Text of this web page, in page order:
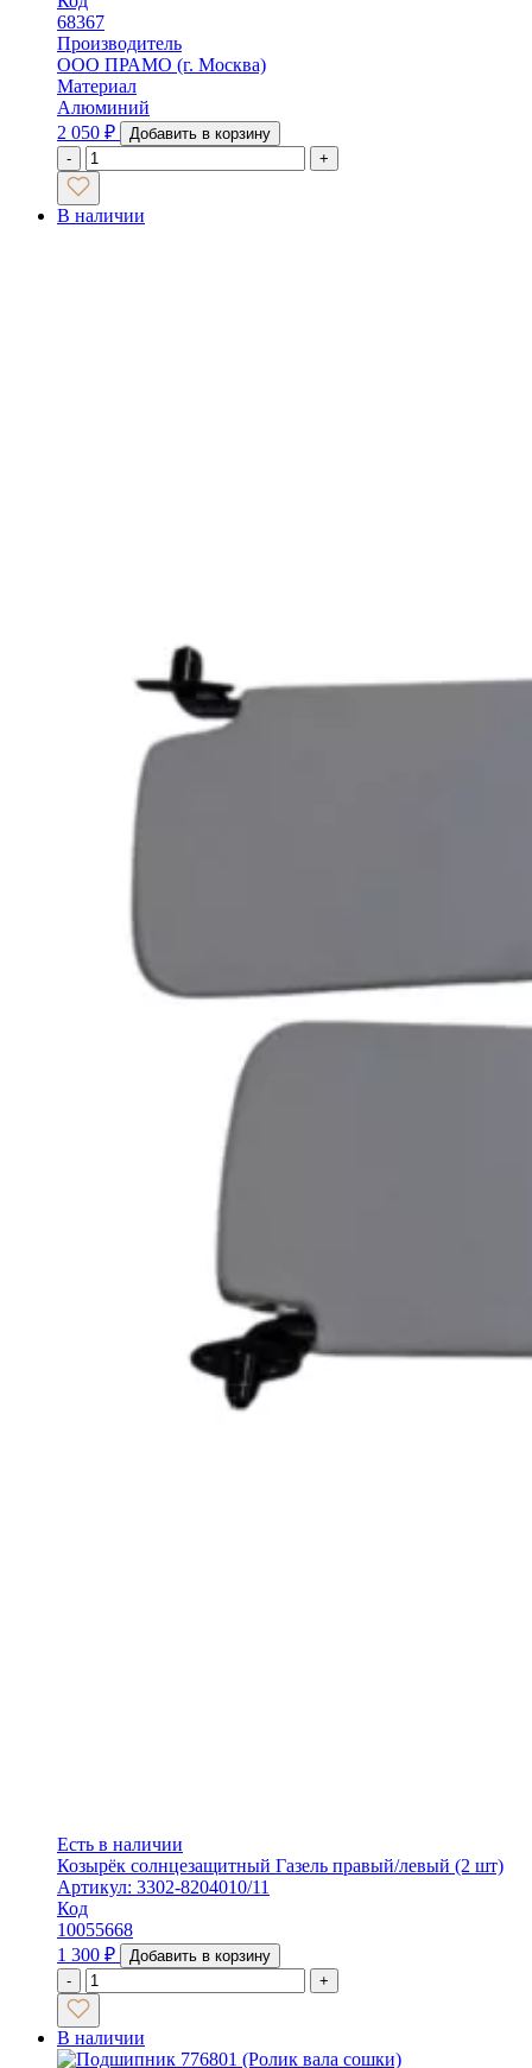
68367
Производитель
ООО ПРАМО (г. Москва)
Материал
Алюминий
2 050 ₽
Добавить в корзину
-
+
В наличии
Есть в наличии
Козырёк солнцезащитный Газель правый/левый (2 шт)
Артикул: 3302-8204010/11
Код
10055668
1 300 ₽
Добавить в корзину
-
+
В наличии